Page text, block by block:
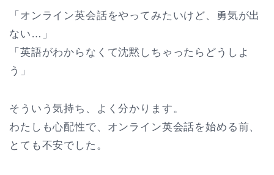
「オンライン英会話をやってみたいけど、勇気が出
ない…」
「英語がわからなくて沈黙しちゃったらどうしよ
う」
そういう気持ち、よく分かります。
わたしも心配性で、オンライン英会話を始める前、
とても不安でした。